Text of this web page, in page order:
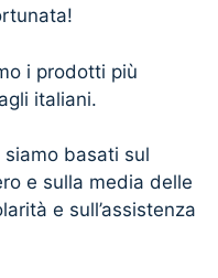
i prodotti più
italiani.
basati sul
e sulla media delle
e sull’assistenza